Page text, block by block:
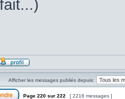
fait...)
Afficher les messages publiés depuis:
Page 220 sur 222 [ 2216 messages ]